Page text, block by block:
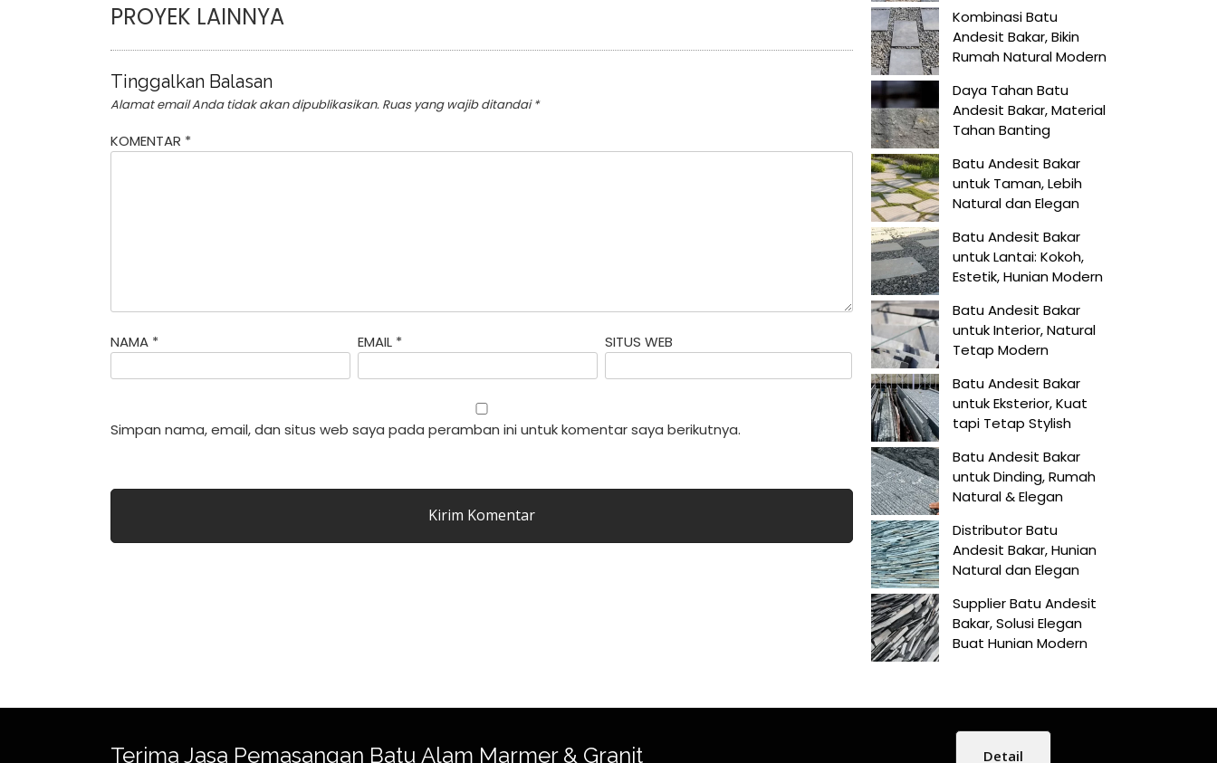
PROYEK LAINNYA
Tinggalkan Balasan
Alamat email Anda tidak akan dipublikasikan. Ruas yang wajib ditandai*
KOMENTAR *
NAMA * EMAIL * SITUS WEB
Simpan nama, email, dan situs web saya pada peramban ini untuk komentar saya berikutnya.
Kombinasi Batu
Andesit Bakar, Bikin
Rumah Natural Modern
Daya Tahan Batu
Andesit Bakar, Material
Tahan Banting
Batu Andesit Bakar
untuk Taman, Lebih
Natural dan Elegan
Batu Andesit Bakar
untuk Lantai: Kokoh,
Estetik, Hunian Modern
Batu Andesit Bakar
untuk Interior, Natural
Tetap Modern
Batu Andesit Bakar
untuk Eksterior, Kuat
tapi Tetap Stylish
Batu Andesit Bakar
untuk Dinding, Rumah
Natural & Elegan
Distributor Batu
Andesit Bakar, Hunian
Natural dan Elegan
Supplier Batu Andesit
Bakar, Solusi Elegan
Buat Hunian Modern
Terima Jasa Pemasangan Batu Alam Marmer & Granit Detail